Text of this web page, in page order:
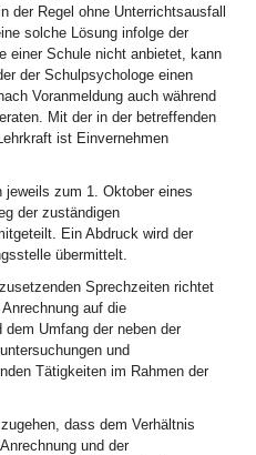
der Regel ohne Unterrichtsausfall
solche Lösung infolge der
einer Schule nicht anbietet, kann
der Schulpsychologe einen
Voranmeldung auch während
Mit der in der betreffenden
ist Einvernehmen
jeweils zum 1. Oktober eines
der zuständigen
Ein Abdruck wird der
übermittelt.
Sprechzeiten richtet
auf die
Umfang der neben der
und
Tätigkeiten im Rahmen der
dass dem Verhältnis
und der